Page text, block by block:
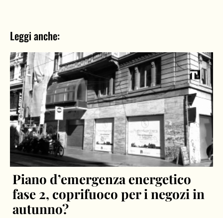
Leggi anche:
Piano d’emergenza energetico
fase 2, coprifuoco per i negozi in
autunno?